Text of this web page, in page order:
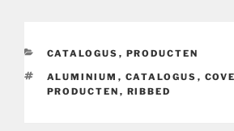
CATEGORIEËN
CATALOGUS , PRODUCTEN
TAGS
ALUMINIUM , CATALOGUS ,
PRODUCTEN , RIBBED